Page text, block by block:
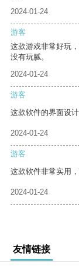
2024-01-24
游客
这款游戏非常好玩
没有玩腻。
2024-01-24
游客
这款软件的界面设
2024-01-24
游客
这款软件非常实用
2024-01-24
友情链接